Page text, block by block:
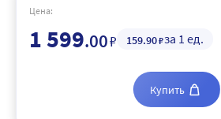
Цена:
1 599.00₽ 159.90₽за 1 ед.
Купить